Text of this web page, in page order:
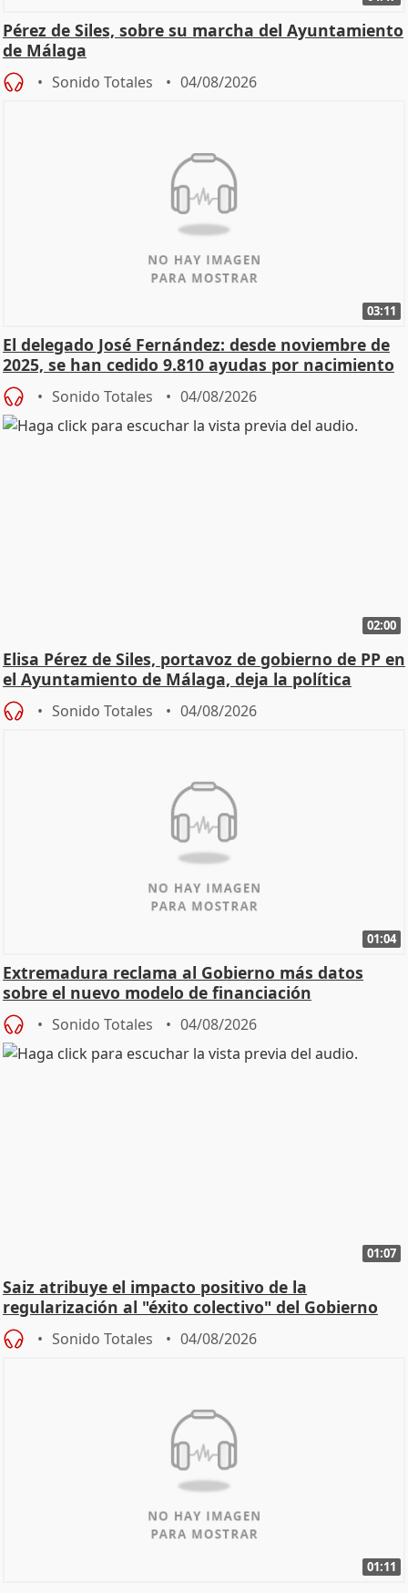
Pérez de Siles, sobre su marcha del Ayuntamiento
de Málaga
Sonido Totales 04/08/2026
03:11
El delegado José Fernández: desde noviembre de
2025, se han cedido 9.810 ayudas por nacimiento
Sonido Totales 04/08/2026
02:00
Elisa Pérez de Siles, portavoz de gobierno de PP en
el Ayuntamiento de Málaga, deja la política
Sonido Totales 04/08/2026
01:04
Extremadura reclama al Gobierno más datos
sobre el nuevo modelo de financiación
Sonido Totales 04/08/2026
01:07
Saiz atribuye el impacto positivo de la
regularización al "éxito colectivo" del Gobierno
Sonido Totales 04/08/2026
01:11